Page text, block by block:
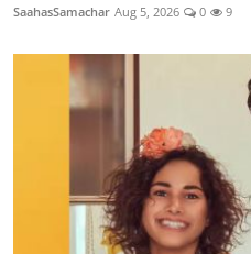
SaahasSamachar Aug 5, 2026 0 9